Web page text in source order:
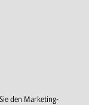
den Marketing-